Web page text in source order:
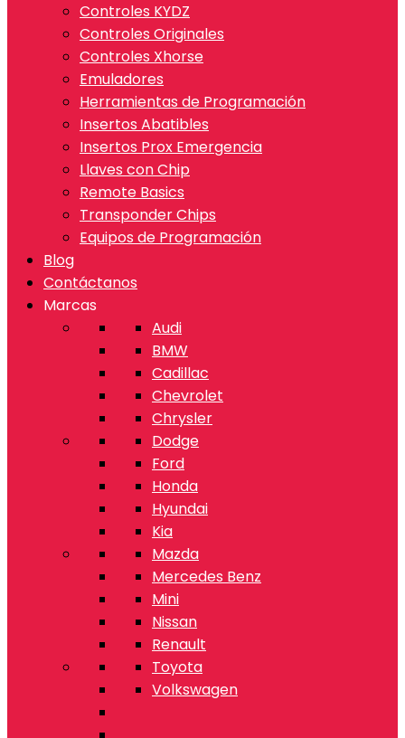
Controles KYDZ
Controles Originales
Controles Xhorse
Emuladores
Herramientas de Programación
Insertos Abatibles
Insertos Prox Emergencia
Llaves con Chip
Remote Basics
Transponder Chips
Equipos de Programación
Blog
Contáctanos
Marcas
Audi
BMW
Cadillac
Chevrolet
Chrysler
Dodge
Ford
Honda
Hyundai
Kia
Mazda
Mercedes Benz
Mini
Nissan
Renault
Toyota
Volkswagen